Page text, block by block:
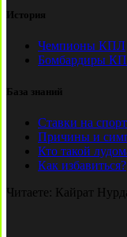
История
Чемпионы КПЛ
Бомбардиры
База знаний
Ставки на спорт
Причины и
Кто такой
Как избавиться?
Читаете: Кайрат